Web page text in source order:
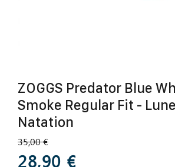
ZOGGS Predator Blue
Smoke Regular Fit -
Natation
35,00 €